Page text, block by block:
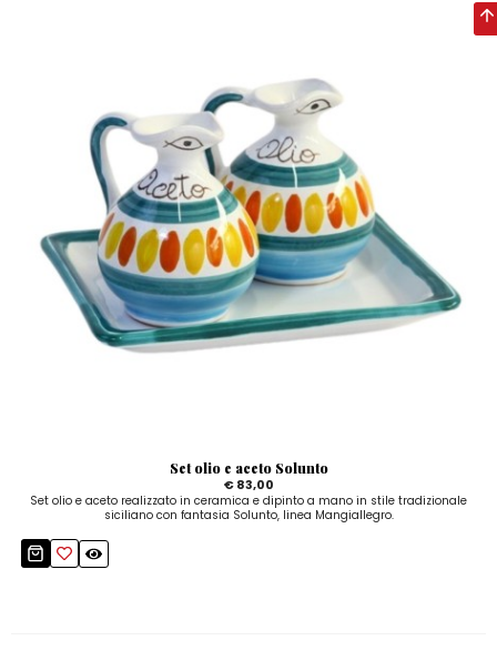
Set olio e aceto Solunto
€ 83,00
Set olio e aceto realizzato in ceramica e dipinto a mano in stile tradizionale
siciliano con fantasia Solunto, linea Mangiallegro.